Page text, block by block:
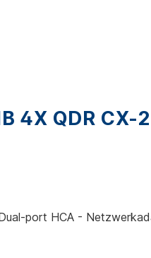
4X QDR CX-
port HCA -